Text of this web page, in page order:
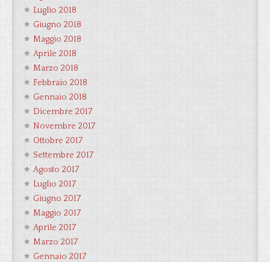
Luglio 2018
Giugno 2018
Maggio 2018
Aprile 2018
Marzo 2018
Febbraio 2018
Gennaio 2018
Dicembre 2017
Novembre 2017
Ottobre 2017
Settembre 2017
Agosto 2017
Luglio 2017
Giugno 2017
Maggio 2017
Aprile 2017
Marzo 2017
Gennaio 2017